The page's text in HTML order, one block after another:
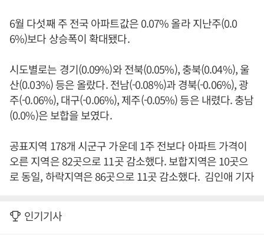
6월 다섯째 주 전국 아파트값은 0.07% 올라 지난주(0.0
6%)보다 상승폭이 확대됐다.
시도별로는 경기(0.09%)와 전북(0.05%), 충북(0.04%), 울
산(0.03%) 등은 올랐다. 전남(-0.08%)과 경북(-0.06%), 광
주(-0.06%), 대구(-0.06%), 제주(-0.05%) 등은 내렸다. 충남
(0.0%)은 보합을 보였다.
공표지역 178개 시군구 가운데 1주 전보다 아파트 가격이
오른 지역은 82곳으로 11곳 감소했다. 보합지역은 10곳으
로 동일, 하락지역은 86곳으로 11곳 감소했다. 김인애 기자
인기기사